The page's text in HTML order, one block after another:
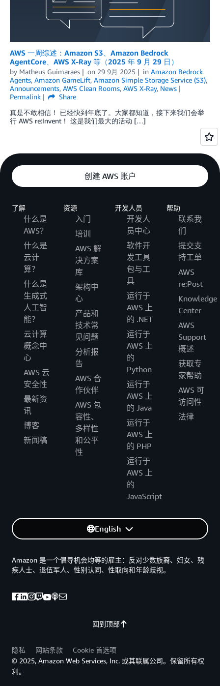
AWS 一周综述：Amazon S3、Amazon Bedrock
AgentCore、AWS X-Ray 等（2025 年 9 月 29 日）
by Matheus Guimaraes on 29 9月 2025 in Amazon Bedrock
Agents, Amazon GameLift, Amazon Simple Storage Service (S3),
Announcements, AWS Clean Rooms, AWS X-Ray, News
Permalink
Share
真是不敢相信！ 已经快到年底了。大家都知道，接下来我们会举
行 AWS re:Invent！ 这是我们最大的活动 […]
创建 AWS 账户
了解
什么是
AWS？
什么是
云计
算？
什么是
生成式
人工智
能？
云计算
概念中
心
AWS 云
安全性
最新资
讯
博客
新闻稿
资源
入门
培训
AWS 解
决方案
库
架构中
心
产品和
技术常
见问题
分析报
告
AWS 合
作伙伴
AWS 包
容性、
多样性
和公平
性
开发人员
开发人
员中心
软件开
发工具
包与工
具
运行于
AWS 上
的 .NET
运行于
AWS 上
的
Python
运行于
AWS 上
的 Java
运行于
AWS 上
的 PHP
运行于
AWS 上
的
JavaScript
帮助
联系我
们
提交支
持工单
AWS
re:Post
Knowledge
Center
AWS
Support
概述
获取专
家帮助
AWS 可
访问性
法律
English
回到顶部
Amazon 是一个倡导机会均等的雇主：反对少数族裔、妇女、残
疾人士、退伍军人、性别认同、性取向和年龄歧视。
隐私 网站条款
Cookie 首选项
© 2025, Amazon Web Services, Inc. 或其联属公司。保留所有权
利。